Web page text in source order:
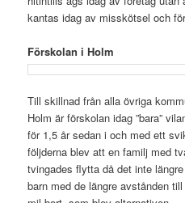
kantas idag av misskötsel och
Förskolan i Holm
Till skillnad från alla övriga
Holm är förskolan idag ”bara”
för 1,5 år sedan i och med ett
följderna blev att en familj med
tvingades flytta då det inte
barn med de längre avstånden